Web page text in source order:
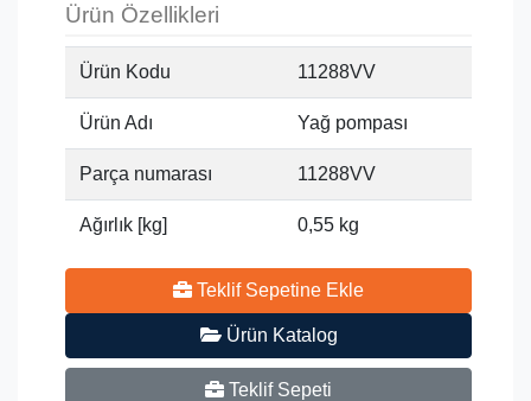
Ürün Özellikleri
Ürün Kodu 11288VV
Ürün Adı Yağ pompası
Parça numarası 11288VV
Ağırlık [kg] 0,55 kg
Teklif Sepetine Ekle
Ürün Katalog
Teklif Sepeti